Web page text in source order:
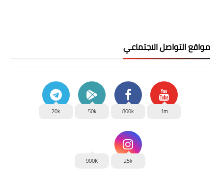
مواقع التواصل الاجتماعي
1m
800k
50k
20k
25k
900K